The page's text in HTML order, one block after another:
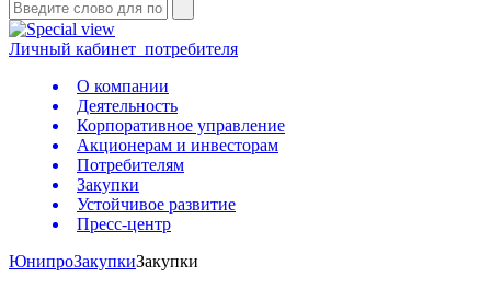
Личный кабинет потребителя
О компании
Деятельность
Корпоративное управление
Акционерам и инвесторам
Потребителям
Закупки
Устойчивое развитие
Пресс-центр
ЮнипроЗакупкиЗакупки